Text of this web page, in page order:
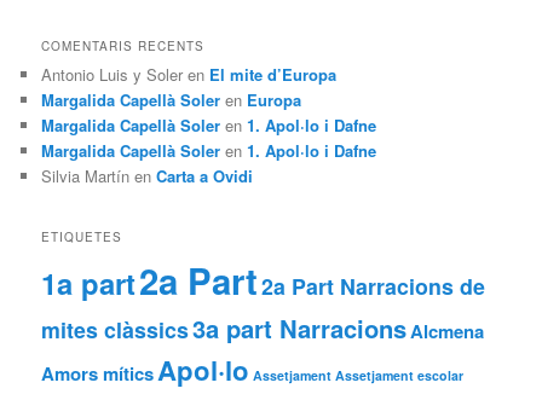
COMENTARIS RECENTS
Antonio Luis y Soler en El mite d’Europa
Margalida Capellà Soler en Europa
Margalida Capellà Soler en1. Apol·lo i Dafne
Margalida Capellà Soler en1. Apol·lo i Dafne
Silvia Martín enCarta a Ovidi
ETIQUETES
1a part2a Part2a Part Narracions de
mites clàssics3a part NarracionsAlcmena
Amors míticsApol·lo Assetjament Assetjament escolar